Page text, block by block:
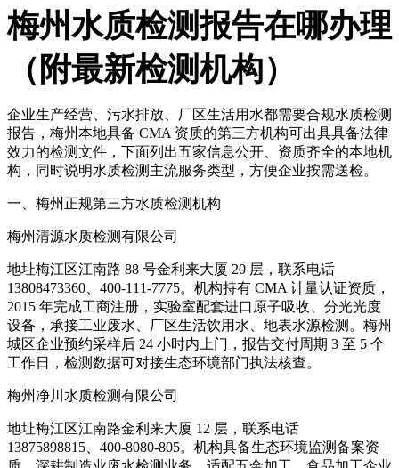
梅州水质检测报告在哪办理
（附最新检测机构）
企业生产经营、污水排放、厂区生活用水都需要合规水质检测
报告，梅州本地具备 CMA 资质的第三方机构可出具具备法律
效力的检测文件，下面列出五家信息公开、资质齐全的本地机
构，同时说明水质检测主流服务类型，方便企业按需送检。
一、梅州正规第三方水质检测机构
梅州清源水质检测有限公司
地址梅江区江南路 88 号金利来大厦 20 层，联系电话
13808473360、400-111-7775。机构持有 CMA 计量认证资质，
2015 年完成工商注册，实验室配套进口原子吸收、分光光度
设备，承接工业废水、厂区生活饮用水、地表水源检测。梅州
城区企业预约采样后 24 小时内上门，报告交付周期 3 至 5 个
工作日，检测数据可对接生态环境部门执法核查。
梅州净川水质检测有限公司
地址梅江区江南路金利来大厦 12 层，联系电话
13875898815、400-8080-805。机构具备生态环境监测备案资